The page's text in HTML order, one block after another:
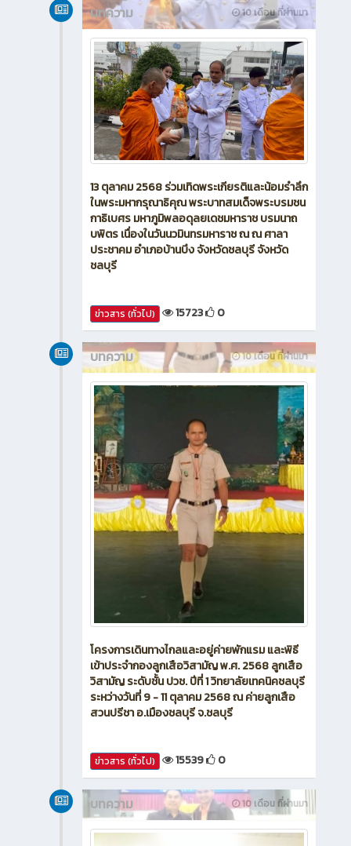
10 เดือน ที่ผ่านมา
บทความ
13 ตุลาคม 2568 ร่วมเทิดพระเกียรติและน้อมรำลึก
ในพระมหากรุณาธิคุณ พระบาทสมเด็จพระบรมชน
กาธิเบศร มหาภูมิพลอดุลยเดชมหาราช บรมนาถ
บพิตร เนื่องในวันนวมินทรมหาราช ณ ณ ศาลา
ประชาคม อำเภอบ้านบึง จังหวัดชลบุรี จังหวัด
ชลบุรี
ข่าวสาร (ทั่วไป) 15723 0
10 เดือน ที่ผ่านมา
บทความ
โครงการเดินทางไกลและอยู่ค่ายพักแรม และพิธี
เข้าประจำกองลูกเสือวิสามัญ พ.ศ. 2568 ลูกเสือ
วิสามัญ ระดับชั้น ปวช. ปีที่ 1 วิทยาลัยเทคนิคชลบุรี
ระหว่างวันที่ 9 - 11 ตุลาคม 2568 ณ ค่ายลูกเสือ
สวนปรีชา อ.เมืองชลบุรี จ.ชลบุรี
ข่าวสาร (ทั่วไป) 15539 0
10 เดือน ที่ผ่านมา
บทความ